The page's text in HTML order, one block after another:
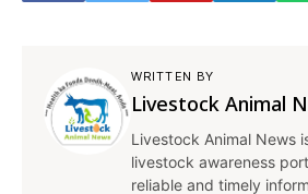
WRITTEN BY
Livestock Animal
Livestock Animal News
livestock awareness
reliable and timely